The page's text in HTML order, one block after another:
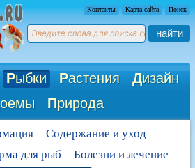
Контакты Карта сайта Поиск
найти
Рыбки Растения Дизайн
Природа
Содержание и уход
для рыб
Болезни и лечение